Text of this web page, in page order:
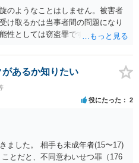
のようなことはしません。被害者
け取るかは当事者間の問題になり
性としては窃盗罪ですので、逮捕
あるか知りたい
役にたった 2
ました。 相手も未成年者(15〜17)
とだと、不同意わいせつ罪（176